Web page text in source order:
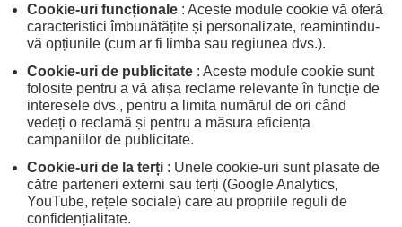
Cookie-uri funcționale : Aceste module cookie vă oferă
caracteristici îmbunătățite și personalizate, reamintindu-
vă opțiunile (cum ar fi limba sau regiunea dvs.).
Cookie-uri de publicitate : Aceste module cookie sunt
folosite pentru a vă afișa reclame relevante în funcție de
interesele dvs., pentru a limita numărul de ori când
vedeți o reclamă și pentru a măsura eficiența
campaniilor de publicitate.
Cookie-uri de la terți : Unele cookie-uri sunt plasate de
către parteneri externi sau terți (Google Analytics,
YouTube, rețele sociale) care au propriile reguli de
confidențialitate.